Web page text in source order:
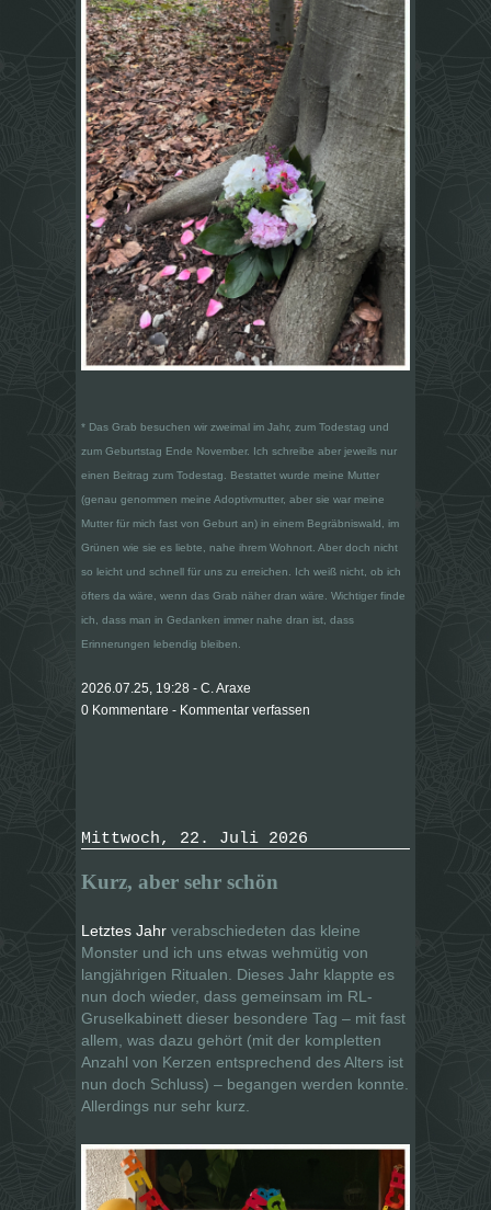
* Das Grab besuchen wir zweimal im Jahr, zum Todestag und
zum Geburtstag Ende November. Ich schreibe aber jeweils nur
einen Beitrag zum Todestag. Bestattet wurde meine Mutter
(genau genommen meine Adoptivmutter, aber sie war meine
Mutter für mich fast von Geburt an) in einem Begräbniswald, im
Grünen wie sie es liebte, nahe ihrem Wohnort. Aber doch nicht
so leicht und schnell für uns zu erreichen. Ich weiß nicht, ob ich
öfters da wäre, wenn das Grab näher dran wäre. Wichtiger finde
ich, dass man in Gedanken immer nahe dran ist, dass
Erinnerungen lebendig bleiben.
2026.07.25, 19:28 - C. Araxe
0 Kommentare - Kommentar verfassen
Mittwoch, 22. Juli 2026
Kurz, aber sehr schön
Letztes Jahr verabschiedeten das kleine
Monster und ich uns etwas wehmütig von
langjährigen Ritualen. Dieses Jahr klappte es
nun doch wieder, dass gemeinsam im RL-
Gruselkabinett dieser besondere Tag – mit fast
allem, was dazu gehört (mit der kompletten
Anzahl von Kerzen entsprechend des Alters ist
nun doch Schluss) – begangen werden konnte.
Allerdings nur sehr kurz.